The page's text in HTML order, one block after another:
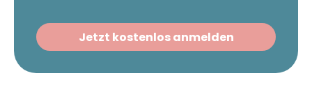
Jetzt kostenlos anmelden